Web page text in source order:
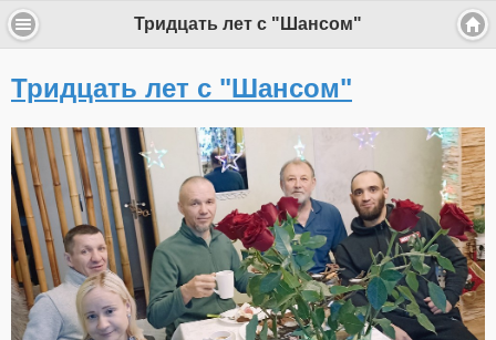
Тридцать лет с "Шансом"
Тридцать лет с "Шансом"